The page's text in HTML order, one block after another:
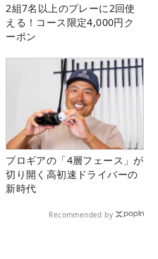
2組7名以上のプレーに2回使
える！コース限定4,000円ク
ーポン
プロギアの「4層フェース」が
切り開く高初速ドライバーの
新時代
Recommended by